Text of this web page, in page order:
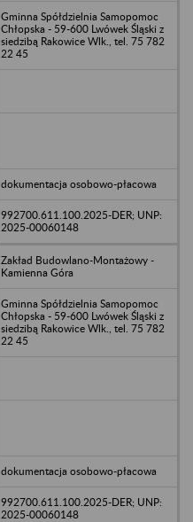
Gminna Spółdzielnia Samopomoc
Chłopska - 59-600 Lwówek Śląski z
siedzibą Rakowice Wlk., tel. 75 782
22 45
dokumentacja osobowo-płacowa
992700.611.100.2025-DER; UNP:
2025-00060148
Zakład Budowlano-Montażowy -
Kamienna Góra
Gminna Spółdzielnia Samopomoc
Chłopska - 59-600 Lwówek Śląski z
siedzibą Rakowice Wlk., tel. 75 782
22 45
dokumentacja osobowo-płacowa
992700.611.100.2025-DER; UNP:
2025-00060148